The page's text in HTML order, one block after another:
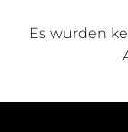
Es wurden